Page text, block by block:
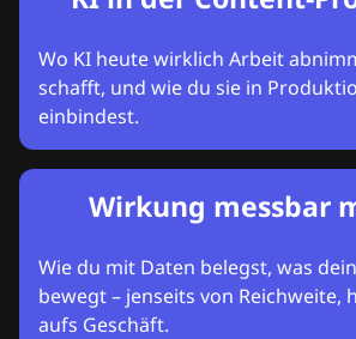
Wo KI heute wirklich Arbeit
schafft, und wie du sie in
einbindest.
Wirkung messbar
Wie du mit Daten belegst, was
bewegt – jenseits von Reichweite,
aufs Geschäft.